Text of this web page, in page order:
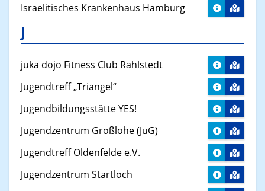
Israelitisches Krankenhaus Hamburg
J
juka dojo Fitness Club Rahlstedt
Jugendtreff „Triangel“
Jugendbildungsstätte YES!
Jugendzentrum Großlohe (JuG)
Jugendtreff Oldenfelde e.V.
Jugendzentrum Startloch